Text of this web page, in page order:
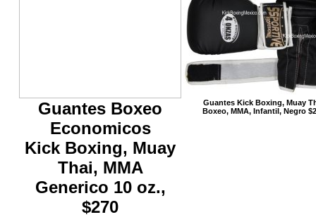
Guantes Boxeo
Economicos
Kick Boxing, Muay
Thai, MMA
Generico 10 oz.,
$270
Guantes Kick Boxing, Muay
Boxeo, MMA, Infantil, Negro